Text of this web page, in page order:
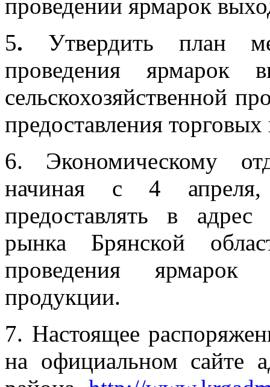
проведении ярмарок
5. Утвердить план
проведения ярмарок
сельскохозяйственной
предоставления
6. Экономическому
начиная с 4 апреля,
предоставлять в адрес
рынка Брянской
проведения ярмарок
продукции.
7. Настоящее
на официальном сайте